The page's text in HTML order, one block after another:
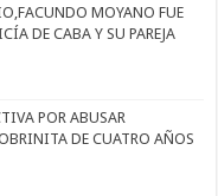
MOYANO FUE
DE CABA Y SU PAREJA
POR ABUSAR
DE CUATRO AÑOS